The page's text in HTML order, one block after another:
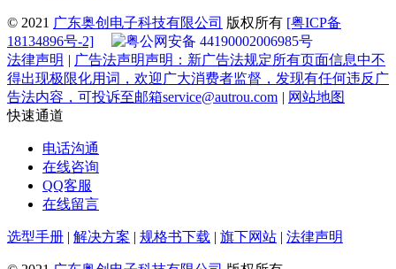
© 2021 广东奥创电子科技有限公司 版权所有 [粤ICP备
18134896号-2]
粤公网安备 44190002006985号
法律声明 | 广告法声明声明：新广告法规定所有页面信息中不
得出现极限化用词，欢迎广大消费者监督，发现有任何违反广
告法内容，可投诉至邮箱service@autrou.com | 网站地图
快速通道
电话沟通
在线咨询
QQ客服
在线留言
选型手册 | 解决方案 | 规格书下载 | 旗下网站 | 法律声明